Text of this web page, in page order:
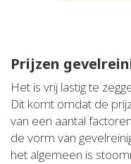
Prijzen
Het is vrij lastig te
Dit komt omdat de
van een aantal
de vorm van
het algemeen is